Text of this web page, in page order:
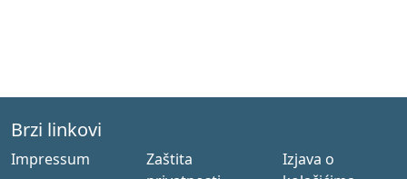
Brzi linkovi
Impressum
Zaštita
Izjava o